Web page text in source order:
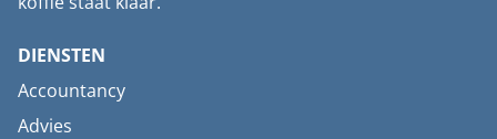
DIENSTEN
Accountancy
Advies